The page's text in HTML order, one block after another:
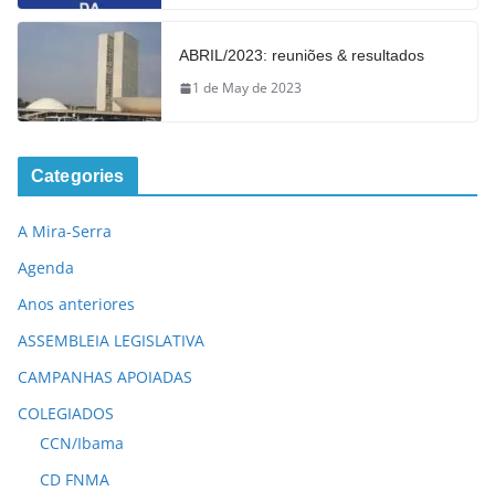
ABRIL/2023: reuniões & resultados
1 de May de 2023
Categories
A Mira-Serra
Agenda
Anos anteriores
ASSEMBLEIA LEGISLATIVA
CAMPANHAS APOIADAS
COLEGIADOS
CCN/Ibama
CD FNMA